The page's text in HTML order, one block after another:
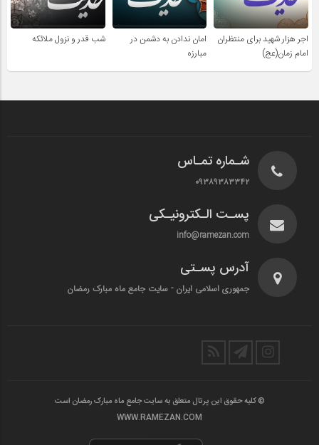
اجر هزار شهید برای منتظران
امام زمان(عج)
امان ندادن به دشمن در
مبارزه
شب قدر و نزول ملائکه
شـماره تمـاس
۰۹۳۸۹۳۸۳۳۴۲
پسـت الـکترونیـکی
info@ramezan.com
آدرس پسـتی
جمهوری اسلامی ایران - سایت جامع ماه مبارک رمضان
© کلیه حقوق این پرتال متعلق به سایت جامع ماه مبارک رمضان است
WWW.RAMEZAN.COM